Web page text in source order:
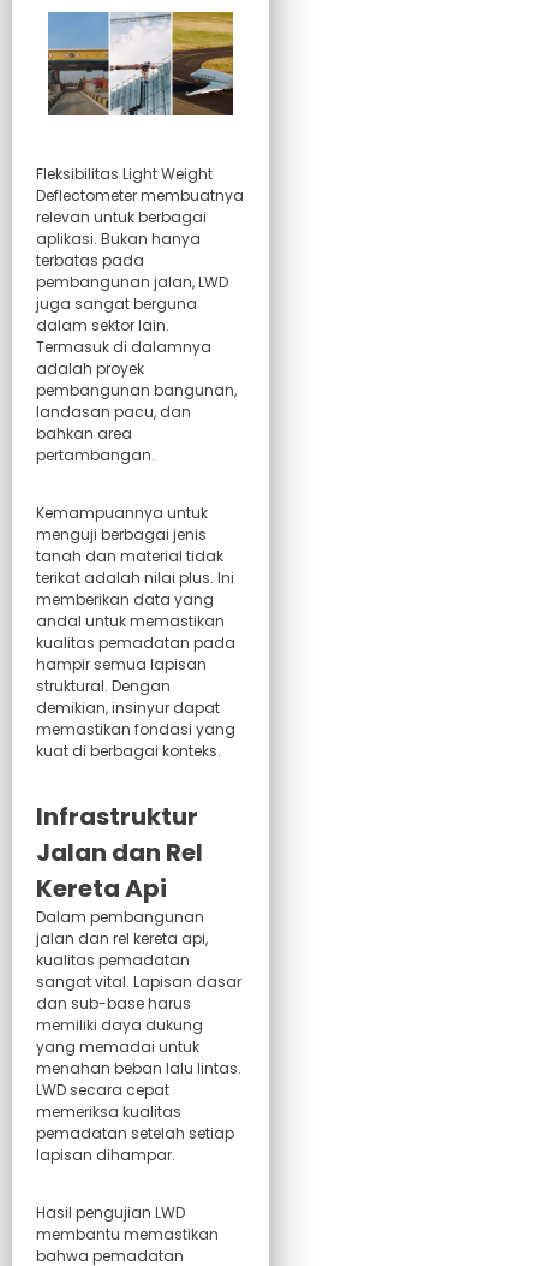
Fleksibilitas Light Weight
Deflectometer membuatnya
relevan untuk berbagai
aplikasi. Bukan hanya
terbatas pada
pembangunan jalan, LWD
juga sangat berguna
dalam sektor lain.
Termasuk di dalamnya
adalah proyek
pembangunan bangunan,
landasan pacu, dan
bahkan area
pertambangan.
Kemampuannya untuk
menguji berbagai jenis
tanah dan material tidak
terikat adalah nilai plus. Ini
memberikan data yang
andal untuk memastikan
kualitas pemadatan pada
hampir semua lapisan
struktural. Dengan
demikian, insinyur dapat
memastikan fondasi yang
kuat di berbagai konteks.
Infrastruktur
Jalan dan Rel
Kereta Api
Dalam pembangunan
jalan dan rel kereta api,
kualitas pemadatan
sangat vital. Lapisan dasar
dan sub-base harus
memiliki daya dukung
yang memadai untuk
menahan beban lalu lintas.
LWD secara cepat
memeriksa kualitas
pemadatan setelah setiap
lapisan dihampar.
Hasil pengujian LWD
membantu memastikan
bahwa pemadatan